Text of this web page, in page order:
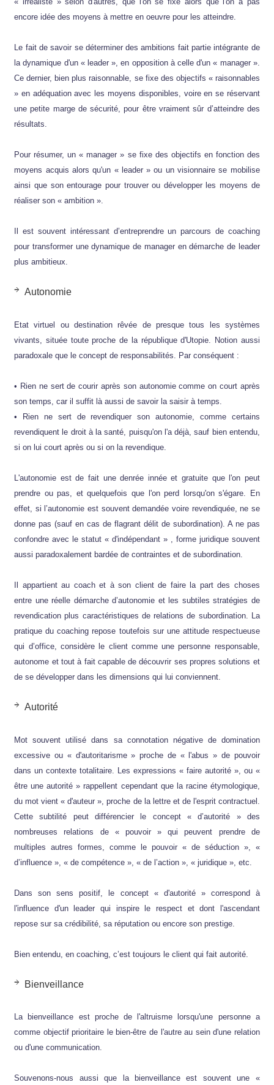
encore idée des moyens à mettre en oeuvre pour les atteindre.
Le fait de savoir se déterminer des ambitions fait partie intégrante de
la dynamique d'un « leader », en opposition à celle d'un « manager ».
Ce dernier, bien plus raisonnable, se fixe des objectifs « raisonnables
» en adéquation avec les moyens disponibles, voire en se réservant
une petite marge de sécurité, pour être vraiment sûr d’atteindre des
résultats.
Pour résumer, un « manager » se fixe des objectifs en fonction des
moyens acquis alors qu'un « leader » ou un visionnaire se mobilise
ainsi que son entourage pour trouver ou développer les moyens de
réaliser son « ambition ».
Il est souvent intéressant d’entreprendre un parcours de coaching
pour transformer une dynamique de manager en démarche de leader
plus ambitieux.
Autonomie
Etat virtuel ou destination rêvée de presque tous les systèmes
vivants, située toute proche de la république d'Utopie. Notion aussi
paradoxale que le concept de responsabilités. Par conséquent :
• Rien ne sert de courir après son autonomie comme on court après
son temps, car il suffit là aussi de savoir la saisir à temps.
• Rien ne sert de revendiquer son autonomie, comme certains
revendiquent le droit à la santé, puisqu'on l'a déjà, sauf bien entendu,
si on lui court après ou si on la revendique.
L'autonomie est de fait une denrée innée et gratuite que l'on peut
prendre ou pas, et quelquefois que l'on perd lorsqu'on s'égare. En
effet, si l’autonomie est souvent demandée voire revendiquée, ne se
donne pas (sauf en cas de flagrant délit de subordination). A ne pas
confondre avec le statut « d'indépendant » , forme juridique souvent
aussi paradoxalement bardée de contraintes et de subordination.
Il appartient au coach et à son client de faire la part des choses
entre une réelle démarche d’autonomie et les subtiles stratégies de
revendication plus caractéristiques de relations de subordination. La
pratique du coaching repose toutefois sur une attitude respectueuse
qui d’office, considère le client comme une personne responsable,
autonome et tout à fait capable de découvrir ses propres solutions et
de se développer dans les dimensions qui lui conviennent.
Autorité
Mot souvent utilisé dans sa connotation négative de domination
excessive ou « d'autoritarisme » proche de « l'abus » de pouvoir
dans un contexte totalitaire. Les expressions « faire autorité », ou «
être une autorité » rappellent cependant que la racine étymologique,
du mot vient « d'auteur », proche de la lettre et de l'esprit contractuel.
Cette subtilité peut différencier le concept « d’autorité » des
nombreuses relations de « pouvoir » qui peuvent prendre de
multiples autres formes, comme le pouvoir « de séduction », «
d’influence », « de compétence », « de l’action », « juridique », etc.
Dans son sens positif, le concept « d'autorité » correspond à
l'influence d'un leader qui inspire le respect et dont l'ascendant
repose sur sa crédibilité, sa réputation ou encore son prestige.
Bien entendu, en coaching, c’est toujours le client qui fait autorité.
Bienveillance
La bienveillance est proche de l'altruisme lorsqu'une personne a
comme objectif prioritaire le bien-être de l'autre au sein d'une relation
ou d'une communication.
Souvenons-nous aussi que la bienveillance est souvent une «